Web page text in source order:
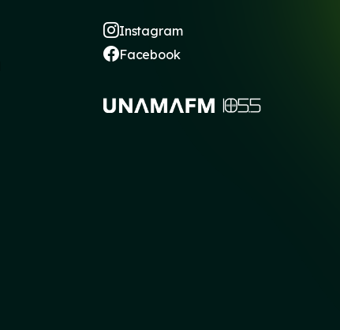
Instagram
Facebook